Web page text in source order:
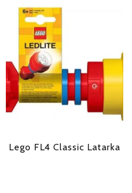
Lego FL4 Classic Latarka